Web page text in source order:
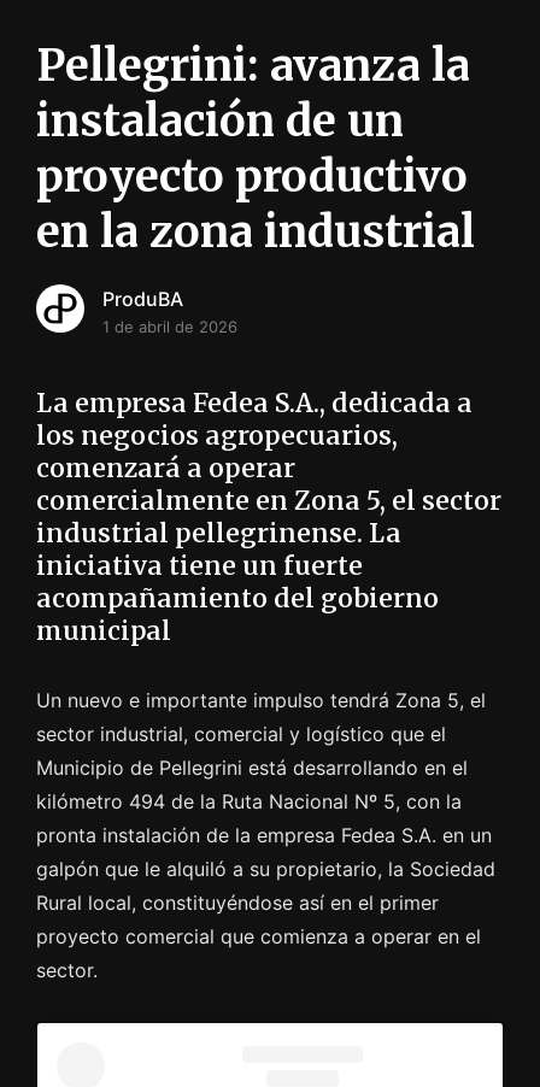
ó
n
Pellegrini: avanza la
instalación de un
proyecto productivo
en la zona industrial
ProduBA
1 de abril de 2026
La empresa Fedea S.A., dedicada a
los negocios agropecuarios,
comenzará a operar
comercialmente en Zona 5, el sector
industrial pellegrinense. La
iniciativa tiene un fuerte
acompañamiento del gobierno
municipal
Un nuevo e importante impulso tendrá Zona 5, el
sector industrial, comercial y logístico que el
Municipio de Pellegrini está desarrollando en el
kilómetro 494 de la Ruta Nacional Nº 5, con la
pronta instalación de la empresa Fedea S.A. en un
galpón que le alquiló a su propietario, la Sociedad
Rural local, constituyéndose así en el primer
proyecto comercial que comienza a operar en el
sector.